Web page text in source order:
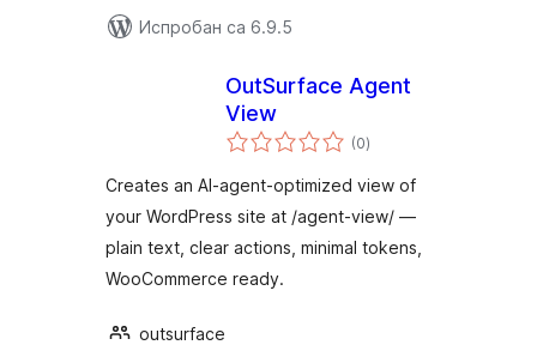
Испробан са 6.9.5
OutSurface Agent
View
(0укупних
оцена
)
Creates an AI-agent-optimized view of
your WordPress site at /agent-view/ —
plain text, clear actions, minimal tokens,
WooCommerce ready.
outsurface